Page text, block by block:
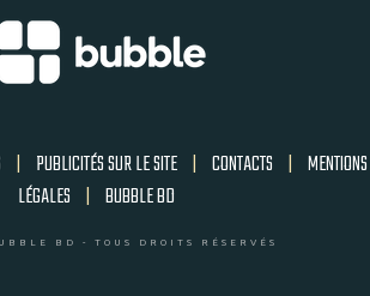
| PUBLICITÉS SUR LE SITE | CONTACTS | MENTIONS
LÉGALES | BUBBLE BD
BD - TOUS DROITS RÉSERVÉS